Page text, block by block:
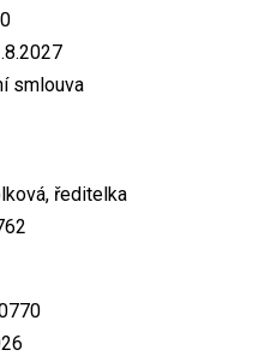
smlouva
ředitelka